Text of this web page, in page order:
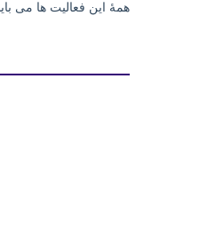
همۀ این فعالیت ها می